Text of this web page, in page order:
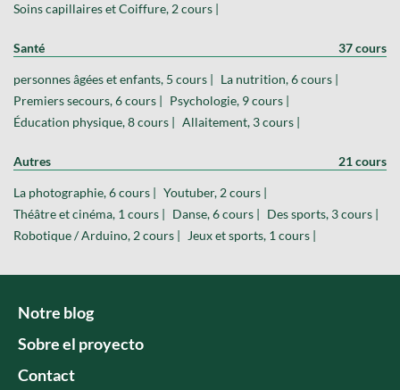
Soins capillaires et Coiffure, 2 cours |
Santé 37 cours
personnes âgées et enfants, 5 cours | La nutrition, 6 cours |
Premiers secours, 6 cours | Psychologie, 9 cours |
Éducation physique, 8 cours | Allaitement, 3 cours |
Autres 21 cours
La photographie, 6 cours | Youtuber, 2 cours |
Théâtre et cinéma, 1 cours | Danse, 6 cours | Des sports, 3 cours |
Robotique / Arduino, 2 cours |
Jeux et sports, 1 cours |
Notre blog
Sobre el proyecto
Contact